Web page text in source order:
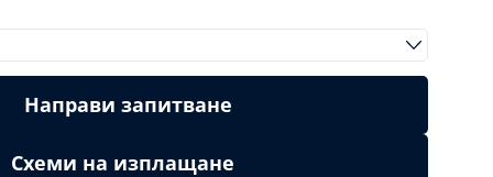
Направи запитване
Схеми на изплащане